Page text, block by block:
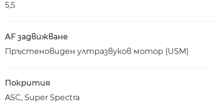
5,5
AF задвижване
Пръстеновиден ултразвуков мотор (USM)
Покрития
ASC, Super Spectra